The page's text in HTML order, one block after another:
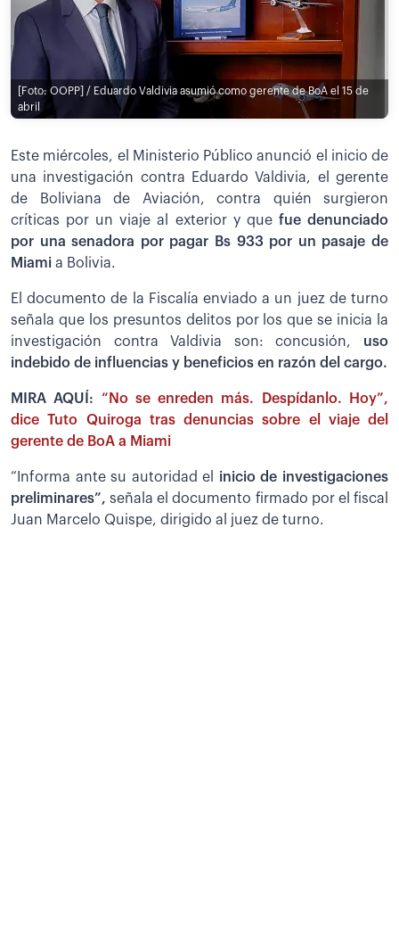
[Foto: OOPP] / Eduardo Valdivia asumió como gerente de BoA el 15 de
abril
Este miércoles, el Ministerio Público anunció el inicio de
una investigación contra Eduardo Valdivia, el gerente
de Boliviana de Aviación, contra quién surgieron
críticas por un viaje al exterior y que fue denunciado
por una senadora por pagar Bs 933 por un pasaje de
Miami a Bolivia.
El documento de la Fiscalía enviado a un juez de turno
señala que los presuntos delitos por los que se inicia la
investigación contra Valdivia son: concusión, uso
indebido de influencias y beneficios en razón del cargo.
MIRA AQUÍ: “No se enreden más. Despídanlo. Hoy”,
dice Tuto Quiroga tras denuncias sobre el viaje del
gerente de BoA a Miami
“Informa ante su autoridad el
inicio de investigaciones
preliminares”, señala el documento firmado por el fiscal
Juan Marcelo Quispe, dirigido al juez de turno.